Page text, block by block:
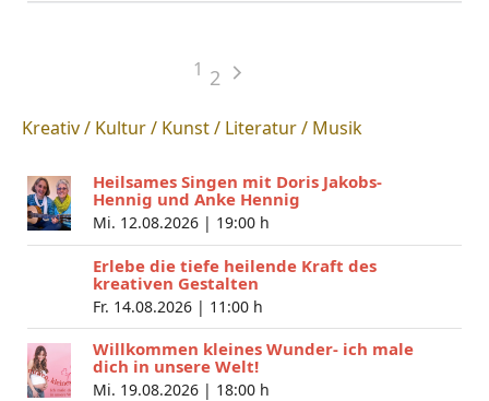
1 2
Kreativ / Kultur / Kunst / Literatur / Musik
Heilsames Singen mit Doris Jakobs-
Hennig und Anke Hennig
Mi. 12.08.2026 | 19:00 h
Erlebe die tiefe heilende Kraft des
kreativen Gestalten
Fr. 14.08.2026 | 11:00 h
Willkommen kleines Wunder- ich male
dich in unsere Welt!
Mi. 19.08.2026 | 18:00 h